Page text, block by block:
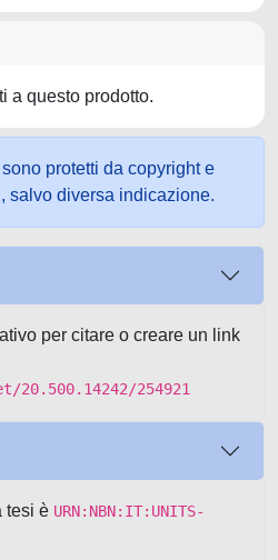
a questo prodotto.
protetti da copyright e
salvo diversa indicazione.
per citare o creare un link
254921
tesi è URN:NBN:IT:UNITS-